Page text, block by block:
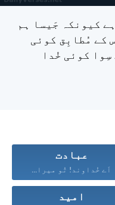
کیونکہ جَیسا ہم
کے مُطابِق کوئی
کوئی خُدا
عبادت
اَے خُداوند! تُو میرا...
امید